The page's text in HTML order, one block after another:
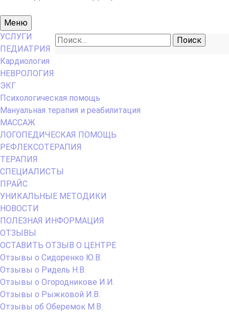
Основное
меню
Меню
Найти:
УСЛУГИ
ПЕДИАТРИЯ
Кардиология
НЕВРОЛОГИЯ
ЭКГ
Психологическая помощь
Мануальная терапия и реабилитация
МАССАЖ
ЛОГОПЕДИЧЕСКАЯ ПОМОЩЬ
РЕФЛЕКСОТЕРАПИЯ
ТЕРАПИЯ
СПЕЦИАЛИСТЫ
ПРАЙС
УНИКАЛЬНЫЕ МЕТОДИКИ
НОВОСТИ
ПОЛЕЗНАЯ ИНФОРМАЦИЯ
ОТЗЫВЫ
ОСТАВИТЬ ОТЗЫВ О ЦЕНТРЕ
Отзывы о Сидоренко Ю.В.
Отзывы о Ридель Н.В.
Отзывы о Огородникове И.И.
Отзывы о Рыжковой И.В.
Отзывы об Оберемок М.В.